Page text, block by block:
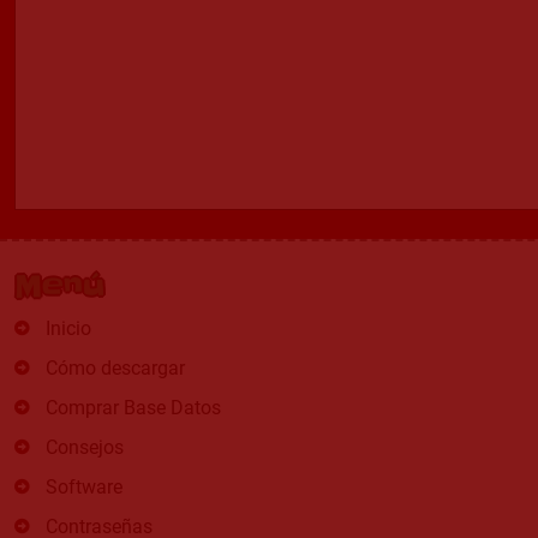
Menú
Inicio
Cómo descargar
Comprar Base Datos
Consejos
Software
Contraseñas